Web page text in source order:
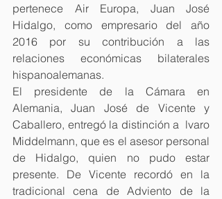
pertenece Air Europa, Juan José
Hidalgo, como empresario del año
2016 por su contribución a las
relaciones económicas bilaterales
hispanoalemanas.
El presidente de la Cámara en
Alemania, Juan José de Vicente y
Caballero, entregó la distinción a  lvaro
Middelmann, que es el asesor personal
de Hidalgo, quien no pudo estar
presente. De Vicente recordó en la
tradicional cena de Adviento de la